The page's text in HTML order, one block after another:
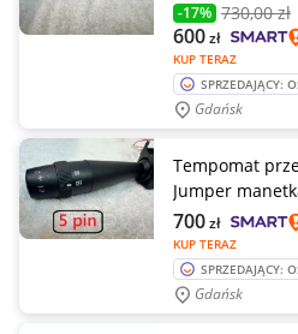
-17% 730,00 zł
KUP TERAZ
600zł
SPRZEDAJĄCY:
Gdańsk
Tempomat
Jumper
KUP TERAZ
700zł
SPRZEDAJĄCY:
Gdańsk